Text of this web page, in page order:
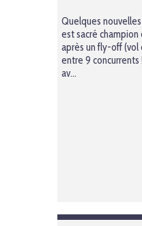
Quelques
est sacré champion
après un fly-off
entre 9
av...